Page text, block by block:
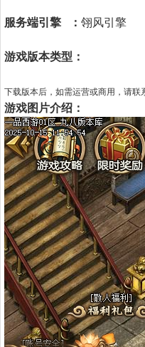
服务端引擎 ：翎风引擎
游戏版本类型：
下载版本后，如需运营或商用，请
游戏图片介绍：